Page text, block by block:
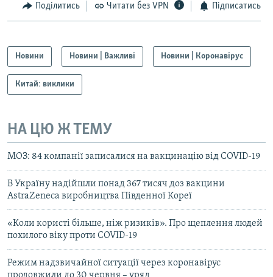
Поділитись Читати без VPN Підписатись
Новини Новини | Важливі Новини | Коронавірус
Китай: виклики
НА ЦЮ Ж ТЕМУ
МОЗ: 84 компанії записалися на вакцинацію від COVID-19
В Україну надійшли понад 367 тисяч доз вакцини
AstraZeneca виробництва Південної Кореї
«Коли користі більше, ніж ризиків». Про щеплення людей
похилого віку проти COVID-19
Режим надзвичайної ситуації через коронавірус